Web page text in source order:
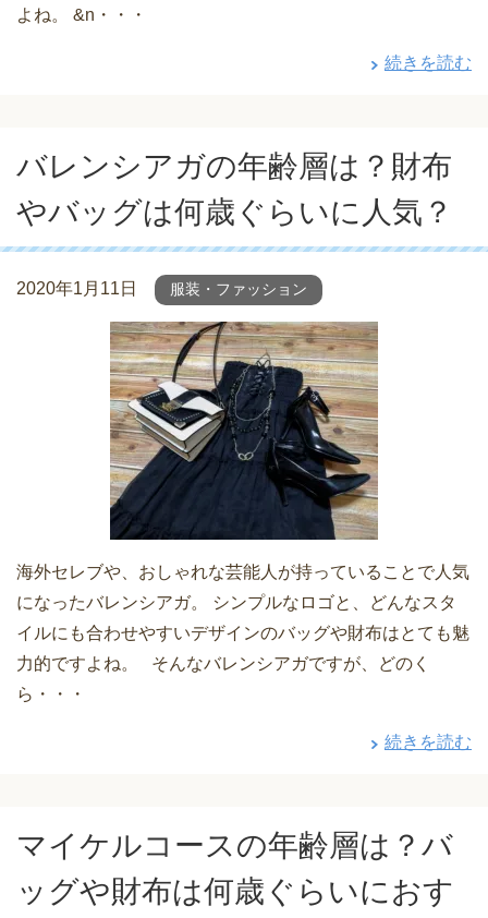
よね。 &n・・・
続きを読む
バレンシアガの年齢層は？財布
やバッグは何歳ぐらいに人気？
2020年1月11日 服装・ファッション
海外セレブや、おしゃれな芸能人が持っていることで人気
になったバレンシアガ。 シンプルなロゴと、どんなスタ
イルにも合わせやすいデザインのバッグや財布はとても魅
力的ですよね。 そんなバレンシアガですが、どのく
ら・・・
続きを読む
マイケルコースの年齢層は？バ
ッグや財布は何歳ぐらいにおす